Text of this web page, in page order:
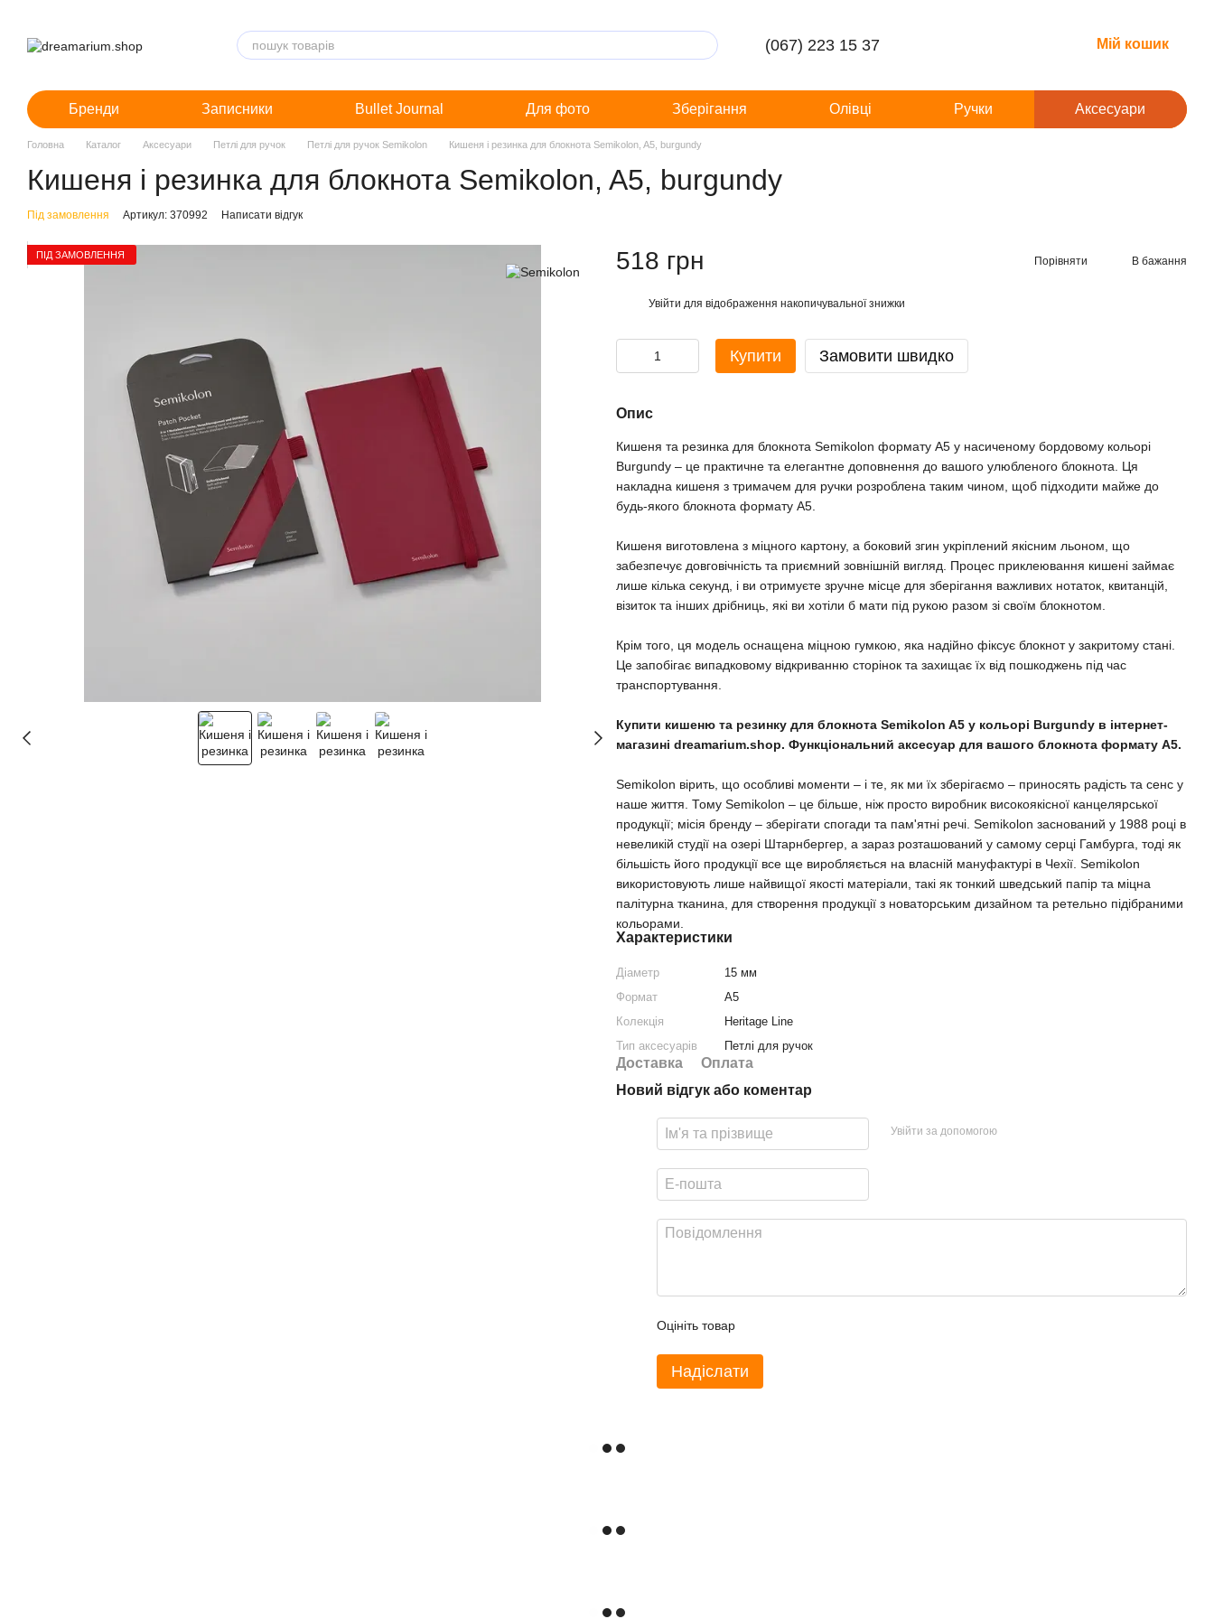
(067) 223 15 37 Мій кошик
Бренди Записники Bullet Journal Для фото Зберігання Олівці Ручки Аксесуари
Головна Каталог Аксесуари Петлі для ручок Петлі для ручок Semikolon Кишеня і резинка для блокнота Semikolon, A5, burgundy
Кишеня і резинка для блокнота Semikolon, A5, burgundy
Під замовлення Артикул: 370992 Написати відгук
ПІД ЗАМОВЛЕННЯ 518 грн Порівняти В бажання
Увійти для відображення накопичувальної знижки
Купити Замовити швидко
Опис
Кишеня та резинка для блокнота Semikolon формату A5 у насиченому бордовому кольорі
Burgundy – це практичне та елегантне доповнення до вашого улюбленого блокнота. Ця
накладна кишеня з тримачем для ручки розроблена таким чином, щоб підходити майже до
будь-якого блокнота формату A5.
Кишеня виготовлена з міцного картону, а боковий згин укріплений якісним льоном, що
забезпечує довговічність та приємний зовнішній вигляд. Процес приклеювання кишені займає
лише кілька секунд, і ви отримуєте зручне місце для зберігання важливих нотаток, квитанцій,
візиток та інших дрібниць, які ви хотіли б мати під рукою разом зі своїм блокнотом.
Крім того, ця модель оснащена міцною гумкою, яка надійно фіксує блокнот у закритому стані.
Це запобігає випадковому відкриванню сторінок та захищає їх від пошкоджень під час
транспортування.
Купити кишеню та резинку для блокнота Semikolon A5 у кольорі Burgundy в інтернет-
магазині dreamarium.shop. Функціональний аксесуар для вашого блокнота формату A5.
Semikolon вірить, що особливі моменти – і те, як ми їх зберігаємо – приносять радість та сенс у
наше життя. Тому Semikolon – це більше, ніж просто виробник високоякісної канцелярської
продукції; місія бренду – зберігати спогади та пам'ятні речі. Semikolon заснований у 1988 році в
невеликій студії на озері Штарнбергер, а зараз розташований у самому серці Гамбурга, тоді як
більшість його продукції все ще виробляється на власній мануфактурі в Чехії. Semikolon
використовують лише найвищої якості матеріали, такі як тонкий шведський папір та міцна
палітурна тканина, для створення продукції з новаторським дизайном та ретельно підібраними
кольорами.
Характеристики
Діаметр
15 мм
Формат
A5
Колекція
Heritage Line
Тип аксесуарів
Петлі для ручок
Доставка
Оплата
Новий відгук або коментар
Увійти за допомогою
Оцініть товар
Надіслати